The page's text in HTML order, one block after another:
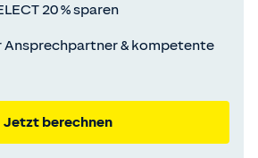
20 % sparen
Ansprechpartner & kompetente
Jetzt berechnen